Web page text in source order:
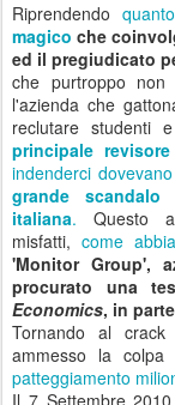
Riprendendo
magico che
ed il pregiudicato
che purtroppo
l'azienda che
reclutare studenti
principale
indenderci
grande
italiana. Questo
misfatti, come
'Monitor Group',
procurato una
Economics, in
Tornando al crack
ammesso la colpa
patteggiamento
Il 7 Settembre